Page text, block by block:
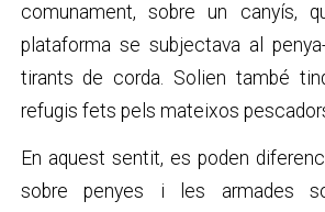
comunament, sobre un canyís,
plataforma se subjectava al
tirants de corda. Solien també
refugis fets pels mateixos
En aquest sentit, es poden
sobre penyes i les armades